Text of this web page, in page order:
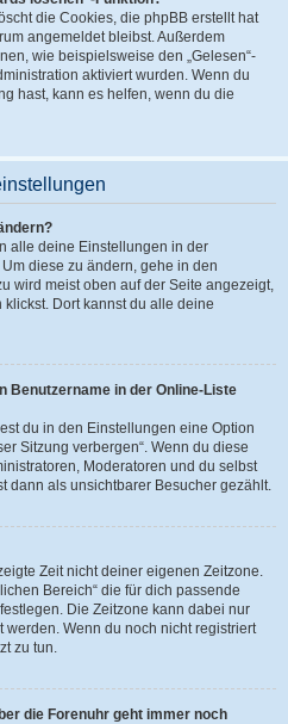
die Cookies, die phpBB erstellt hat
angemeldet bleibst. Außerdem
wie beispielsweise den „Gelesen“-
aktiviert wurden. Wenn du
hast, kann es helfen, wenn du die
alle deine Einstellungen in der
diese zu ändern, gehe in den
wird meist oben auf der Seite angezeigt,
Dort kannst du alle deine
Benutzername in der Online-Liste
du in den Einstellungen eine Option
Sitzung verbergen“. Wenn du diese
Moderatoren und du selbst
dann als unsichtbarer Besucher gezählt.
Zeit nicht deiner eigenen Zeitzone.
Bereich“ die für dich passende
Die Zeitzone kann dabei nur
Wenn du noch nicht registriert
zu tun.
die Forenuhr geht immer noch